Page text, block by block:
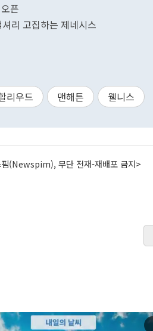
픈
리 고집하는 제네시스
리우드 맨해튼 웰니스
핌(Newspim), 무단 전재-재배포 금지>